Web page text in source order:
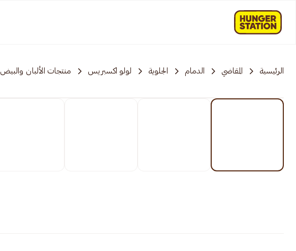
الرئيسية المقاضي الدمام الجلوية لولو اكسبريس منتجات الألبان والبيض